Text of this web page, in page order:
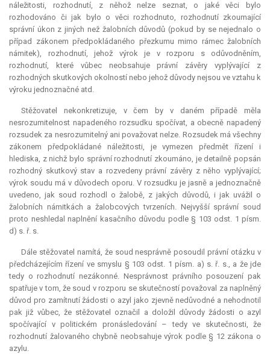
náležitosti, rozhodnutí, z něhož nelze seznat, o jaké věci bylo
rozhodováno či jak bylo o věci rozhodnuto, rozhodnutí zkoumající
správní úkon z jiných než žalobních důvodů (pokud by se nejednalo o
případ zákonem předpokládaného přezkumu mimo rámec žalobních
námitek), rozhodnutí, jehož výrok je v rozporu s odůvodněním,
rozhodnutí, které vůbec neobsahuje právní závěry vyplývající z
rozhodných skutkových okolností nebo jehož důvody nejsou ve vztahu k
výroku jednoznačné atd.
Stěžovatel nekonkretizuje, v čem by v daném případě měla
nesrozumitelnost napadeného rozsudku spočívat, a obecně napadený
rozsudek za nesrozumitelný ani považovat nelze. Rozsudek má všechny
zákonem předpokládané náležitosti, je vymezen předmět řízení i
hlediska, z nichž bylo správní rozhodnutí zkoumáno, je detailně popsán
rozhodný skutkový stav a rozvedeny právní závěry z něho vyplývající;
výrok soudu má v důvodech oporu. V rozsudku je jasně a jednoznačně
uvedeno, jak soud rozhodl o žalobě, z jakých důvodů, i jak uvážil o
žalobních námitkách a žalobcových tvrzeních. Nejvyšší správní soud
proto neshledal naplnění kasačního důvodu podle § 103 odst. 1 písm.
d) s. ř. s.
Dále stěžovatel namítá, že soud nesprávně posoudil právní otázku v
předcházejícím řízení ve smyslu § 103 odst. 1 písm. a) s. ř. s., a že jde
tedy o rozhodnutí nezákonné. Nesprávnost právního posouzení pak
spatřuje v tom, že soud v rozporu se skutečností považoval za naplněný
důvod pro zamítnutí žádosti o azyl jako zjevně nedůvodné a nehodnotil
pak již vůbec, že stěžovatel označil a doložil důvody žádosti o azyl
spočívající v politickém pronásledování – tedy ve skutečnosti, že
rozhodnutí žalovaného chybně neobsahuje výrok podle § 12 zákona o
azylu.